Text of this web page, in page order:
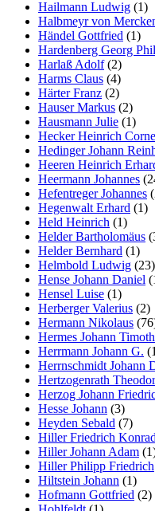
Hailmann Ludwig (1)
Halbmeyr von
Händel Gottfried (1)
Hardenberg Georg
Harlaß Adolf(2)
Harms Claus (4)
Härter Franz (2)
Hauser Markus (2)
Hausmann Julie (1)
Hecker Heinrich
Hedinger Johann
Heeren Heinrich
Heermann Johannes
Hefentreger Johannes
Hegenwalt Erhard (1)
Held Heinrich (1)
Helder Bartholomäus
Helder Bernhard (1)
Helmbold Ludwig (23)
Hense Johann Daniel
Hensel Luise (1)
Herberger Valerius (2)
Hermann Nikolaus
Hermes Johann
Herrmann Johann G.
Herrnschmidt Johann
Hertzogenrath
Herzog Johann
Hesse Johann (3)
Heyden Sebald (7)
Hiller Friedrich Konrad
Hiller Johann Adam
Hiller Philipp Friedrich
Hiltstein Johann (1)
Hofmann Gottfried (2)